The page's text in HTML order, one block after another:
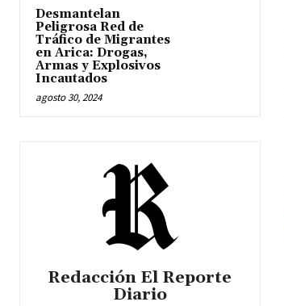
Desmantelan
Peligrosa Red de
Tráfico de Migrantes
en Arica: Drogas,
Armas y Explosivos
Incautados
agosto 30, 2024
Redacción El Reporte
Diario